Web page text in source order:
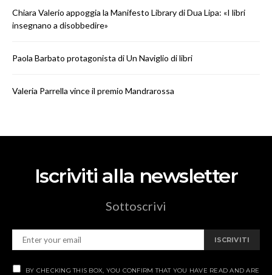
Chiara Valerio appoggia la Manifesto Library di Dua Lipa: «I libri
insegnano a disobbedire»
Paola Barbato protagonista di Un Naviglio di libri
Valeria Parrella vince il premio Mandrarossa
Iscriviti alla newsletter
Sottoscrivi
ISCRIVITI
BY CHECKING THIS BOX, YOU CONFIRM THAT YOU HAVE READ AND ARE